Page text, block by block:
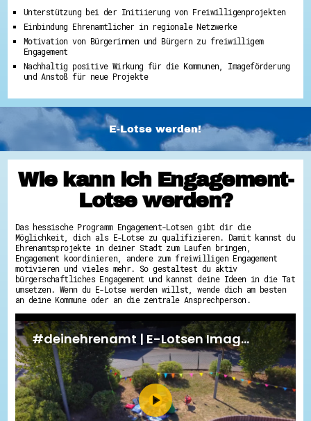
Unterstützung bei der Initiierung von Freiwilligenprojekten
Einbindung Ehrenamtlicher in regionale Netzwerke
Motivation von Bürgerinnen und Bürgern zu freiwilligem
Engagement
Nachhaltig positive Wirkung für die Kommunen, Imageförderung
und Anstoß für neue Projekte
E-Lotse werden!
Wie kann ich Engagement-
Lotse werden?
Das hessische Programm Engagement-Lotsen gibt dir die
Möglichkeit, dich als E-Lotse zu qualifizieren. Damit kannst du
Ehrenamtsprojekte in deiner Stadt zum Laufen bringen,
Engagement koordinieren, andere zum freiwilligen Engagement
motivieren und vieles mehr. So gestaltest du aktiv
bürgerschaftliches Engagement und kannst deine Ideen in die Tat
umsetzen. Wenn du E-Lotse werden willst, wende dich am besten
an deine Kommune oder an die zentrale Ansprechperson.